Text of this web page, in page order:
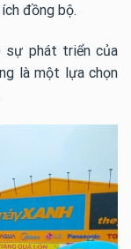
đồng bộ.
sự phát triển của
là một lựa chọn